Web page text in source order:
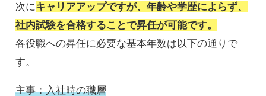
次にキャリアアップですが、年齢や学歴によらず、
社内試験を合格することで昇任が可能です。
各役職への昇任に必要な基本年数は以下の通りで
す。
主事：入社時の職層